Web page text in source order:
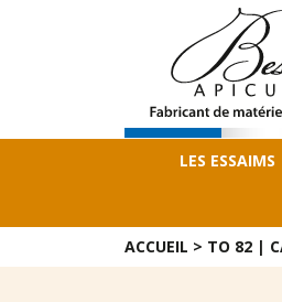
LES ESSAIMS
ACCUEIL > TO 82 |